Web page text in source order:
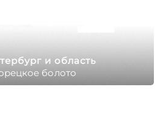
и область
болото